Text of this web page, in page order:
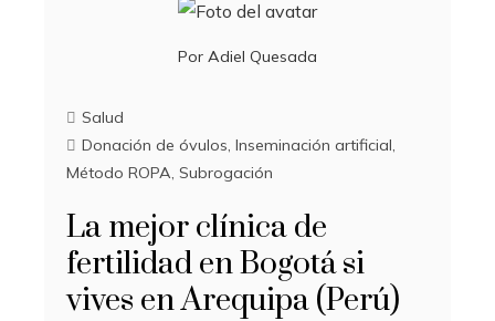
Por Adiel Quesada
Salud
Donación de óvulos, Inseminación artificial,
Método ROPA, Subrogación
La mejor clínica de
fertilidad en Bogotá si
vives en Arequipa (Perú)